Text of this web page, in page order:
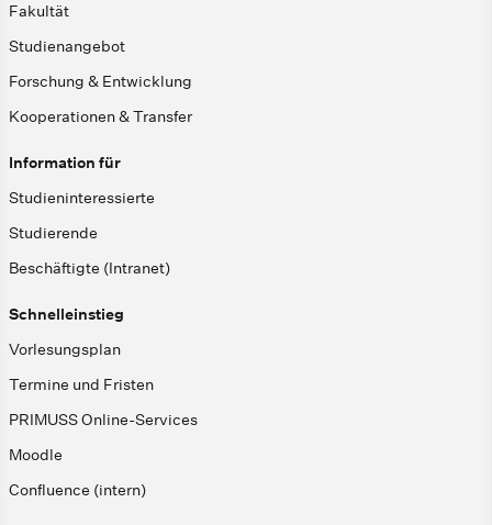
Fakultät
Studienangebot
Forschung & Entwicklung
Kooperationen & Transfer
Information für
Studieninteressierte
Studierende
Beschäftigte (Intranet)
Schnelleinstieg
Vorlesungsplan
Termine und Fristen
PRIMUSS Online-Services
Moodle
Confluence (intern)